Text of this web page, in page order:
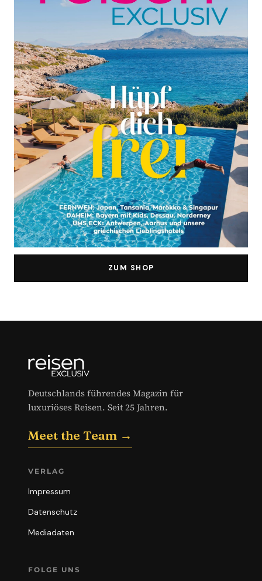
ZUM SHOP
Deutschlands führendes Magazin für
luxuriöses Reisen. Seit 25 Jahren.
Meet the Team →
VERLAG
Impressum
Datenschutz
Mediadaten
FOLGE UNS